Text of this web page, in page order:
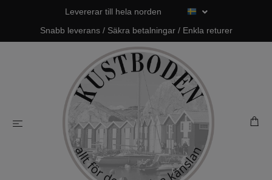
Levererar till hela norden
Snabb leverans / Säkra betalningar / Enkla returer